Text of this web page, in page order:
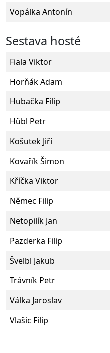
Vopálka Antonín
Sestava hosté
Fiala Viktor
Horňák Adam
Hubačka Filip
Hübl Petr
Košutek Jiří
Kovařík Šimon
Kříčka Viktor
Němec Filip
Netopilík Jan
Pazderka Filip
Švelbl Jakub
Trávník Petr
Válka Jaroslav
Vlašic Filip